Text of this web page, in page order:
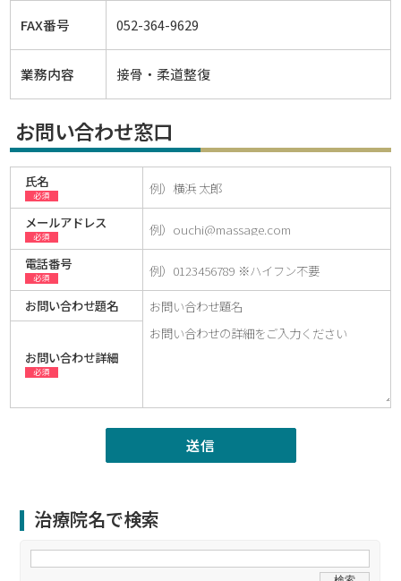
FAX番号 052-364-9629
業務内容 接骨・柔道整復
お問い合わせ窓口
氏名
必須
メールアドレス
必須
電話番号
必須
お問い合わせ題名
お問い合わせ詳細
必須
治療院名で検索